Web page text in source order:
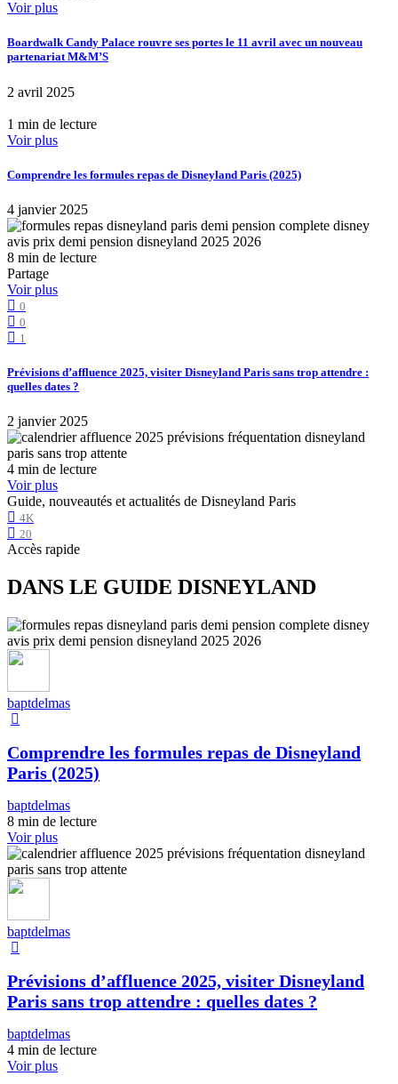
Voir plus
Boardwalk Candy Palace rouvre ses portes le 11 avril avec un nouveau
partenariat M&M’S
2 avril 2025
1 min de lecture
Voir plus
Comprendre les formules repas de Disneyland Paris (2025)
4 janvier 2025
8 min de lecture
Partage
Voir plus
0
0
1
Prévisions d’affluence 2025, visiter Disneyland Paris sans trop attendre :
quelles dates ?
2 janvier 2025
4 min de lecture
Voir plus
Guide, nouveautés et actualités de Disneyland Paris
4K
20
Accès rapide
DANS LE GUIDE DISNEYLAND
baptdelmas
Comprendre les formules repas de Disneyland
Paris (2025)
baptdelmas
8 min de lecture
Voir plus
baptdelmas
Prévisions d’affluence 2025, visiter Disneyland
Paris sans trop attendre : quelles dates ?
baptdelmas
4 min de lecture
Voir plus